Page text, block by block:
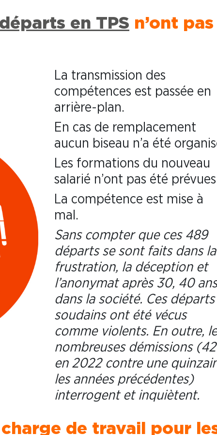
en TPS n’ont pas
La transmission des
compétences est passée en
arrière-plan.
En cas de remplacement
aucun biseau n’a été
Les formations du nouveau
salarié n’ont pas été
La compétence est mise à
mal.
Sans compter que ces 489
départs se sont faits dans la
frustration, la déception et
l’anonymat après 30, 40
dans la société. Ces départs
soudains ont été vécus
comme violents. En outre,
nombreuses démissions (42
en 2022 contre une
les années précédentes)
interrogent et inquiètent.
de travail pour